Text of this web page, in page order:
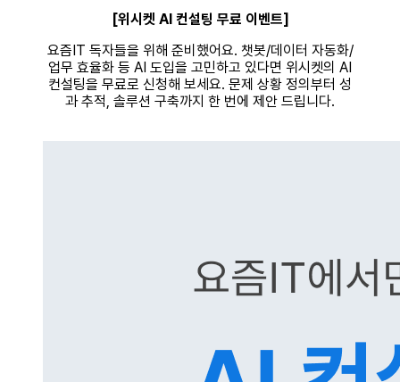
[위시켓 AI 컨설팅 무료 이벤트]
요즘IT 독자들을 위해 준비했어요. 챗봇/데이터 자동화/
업무 효율화 등 AI 도입을 고민하고 있다면 위시켓의 AI
컨설팅을 무료로 신청해 보세요. 문제 상황 정의부터 성
과 추적, 솔루션 구축까지 한 번에 제안 드립니다.